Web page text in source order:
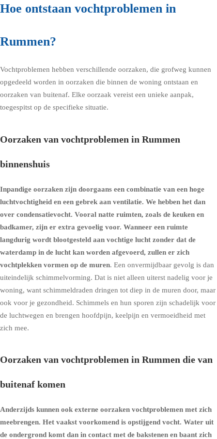
Hoe ontstaan vochtproblemen in
Rummen?
Vochtproblemen hebben verschillende oorzaken, die grofweg kunnen
opgedeeld worden in oorzaken die binnen de woning ontstaan en
oorzaken van buitenaf. Elke oorzaak vereist een unieke aanpak,
toegespitst op de specifieke situatie.
Oorzaken van vochtproblemen in Rummen
binnenshuis
Inpandige oorzaken zijn doorgaans een combinatie van een hoge
luchtvochtigheid en een gebrek aan ventilatie. We hebben het dan
over condensatievocht. Vooral natte ruimten, zoals de keuken en
badkamer, zijn er extra gevoelig voor. Wanneer een ruimte
langdurig wordt blootgesteld aan vochtige lucht zonder dat de
waterdamp in de lucht kan worden afgevoerd, zullen er zich
vochtplekken vormen op de muren. Een onvermijdbaar gevolg is dan
uiteindelijk schimmelvorming. Dat is niet alleen uiterst nadelig voor je
woning, want schimmeldraden dringen tot diep in de muren door, maar
ook voor je gezondheid. Schimmels en hun sporen zijn schadelijk voor
de luchtwegen en brengen hoofdpijn, keelpijn en vermoeidheid met
zich mee.
Oorzaken van vochtproblemen in Rummen die van
buitenaf komen
Anderzijds kunnen ook externe oorzaken vochtproblemen met zich
meebrengen. Het vaakst voorkomend is opstijgend vocht. Water uit
de ondergrond komt dan in contact met de bakstenen en baant zich